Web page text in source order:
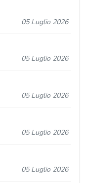
05 Luglio 2026
05 Luglio 2026
05 Luglio 2026
05 Luglio 2026
05 Luglio 2026